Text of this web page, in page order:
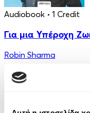
Audiobook • 1 Credit
Για μια Υπέροχη
Robin Sharma
14.90€